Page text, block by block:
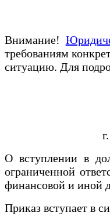
Внимание!
требованиям
ситуацию. Для
О вступлении в
ограниченной
финансовой и иной
Приказ вступает в